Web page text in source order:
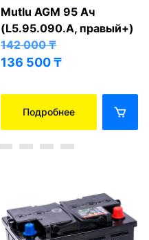
Mutlu AGM 95 Ач
(L5.95.090.A, правый+)
142 000₸
136 500₸
Подробнее